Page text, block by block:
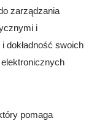
zarządzania
i
dokładność swoich
pomaga